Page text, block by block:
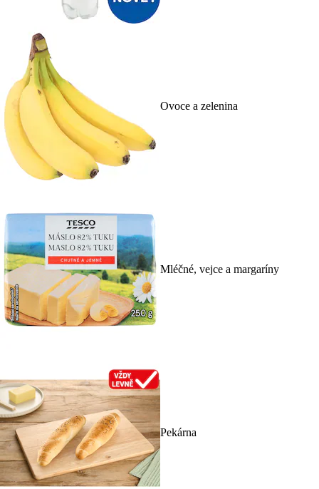
Ovoce a zelenina
Mléčné, vejce a margaríny
Pekárna